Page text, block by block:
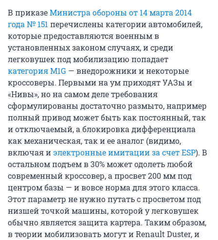
В приказеМинистра обороны от 14 марта 2014
года № 151 перечислены категории автомобилей,
которые предоставляются военным в
установленных законом случаях, и среди
легковушек под мобилизацию попадает
категория M1G — внедорожники и некоторые
кроссоверы. Первыми на ум приходят УАЗы и
«Нивы», но на самом деле требования
сформулированы достаточно размыто, например
полный привод может быть как постоянный, так
и отключаемый, а блокировка дифференциала
как механическая, так и ее аналог (видимо,
включая иэлектронные имитации за счет ESP). В
остальном подъем в 30% может одолеть любой
современный кроссовер, а просвет 200 мм под
центром базы — и вовсе норма для этого класса.
Этот параметр не нужно путать с просветом под
низшей точкой машины, которой у легковушек
обычно является защита картера. Таким образом,
в теории мобилизовать могут и Renault Duster, и